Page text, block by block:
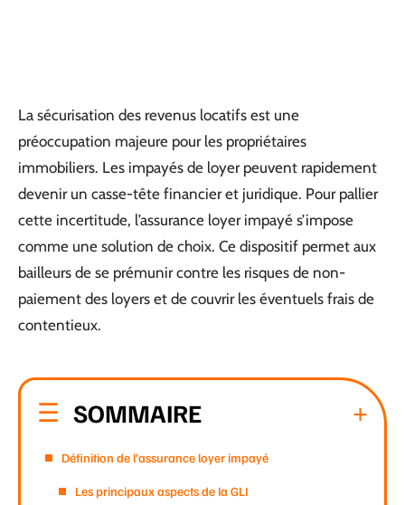
La sécurisation des revenus locatifs est une
préoccupation majeure pour les propriétaires
immobiliers. Les impayés de loyer peuvent rapidement
devenir un casse-tête financier et juridique. Pour pallier
cette incertitude, l’assurance loyer impayé s’impose
comme une solution de choix. Ce dispositif permet aux
bailleurs de se prémunir contre les risques de non-
paiement des loyers et de couvrir les éventuels frais de
contentieux.
SOMMAIRE
Définition de l’assurance loyer impayé
Les principaux aspects de la GLI